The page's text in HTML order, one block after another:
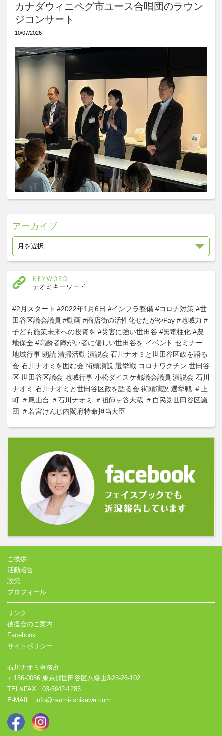
カナダウィニペグ市ユース合唱団のラウン
ジコンサート
10/07/2026
アーカイブ
#2月スタート #2022年1月6日 #インフラ整備 #コロナ対策 #世
田谷区議会議員 #動画 #商店街の活性化せたがやPay #地域力 #
子ども施策未来への投資を #災害に強い世田谷 #無電柱化 #農
地保全 #高齢者障がい者に優しい世田谷を イベント セミナー
地域行事 朗読 清掃活動 演説会 石川ナオミと世田谷区政を語る
会 石川ナオミを囲む会 街頭演説 選挙戦 コロナワクチン 世田谷
区 世田谷区議会 地域行事 小松ダイスケ都議会議員 演説会 石川
ナオミ 石川ナオミと世田谷区政を語る会 街頭演説 選挙戦 ＃上
町 ＃尾山台 ＃石川ナオミ ＃祖師ヶ谷大蔵 ＃自民党世田谷区議
団 ＃若宮けんじ内閣府特命担当大臣
ご挨拶
活動報告
政策
プロフィール
リンク
後援会のご案内
Facebook
サイトポリシー
石川ナオミ事務所
〒156-0056 東京都世田谷区八幡山3-23-26-102
TEL&FAX : 03-5942-1285
E-MAIL : info@naomi-ishikawa.com